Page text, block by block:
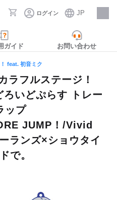
ログイン JP
採用情報
ガイド お問い合わせ
feat. 初音ミク
ラフルステージ！
いどぷらす トレー
ップ
JUMP！/Vivid
ランズ×ショウタイ
で。